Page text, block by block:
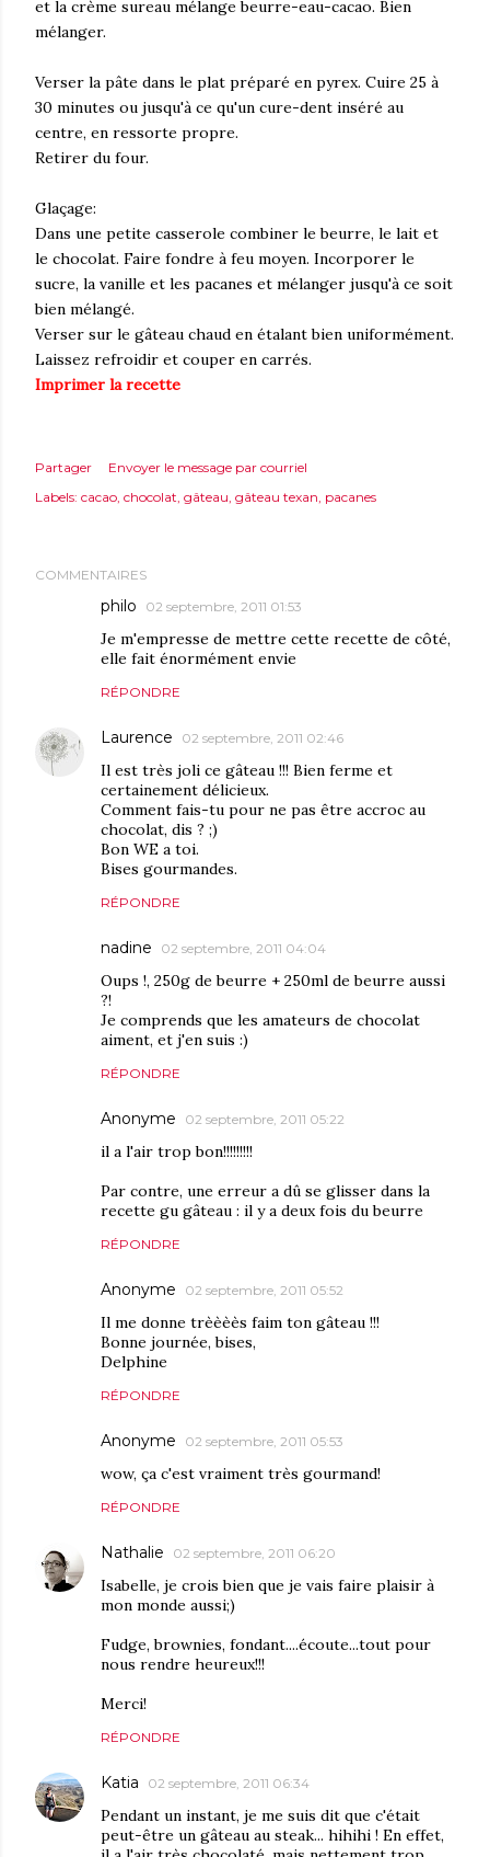
et la crème sureau mélange beurre-eau-cacao. Bien
mélanger.
Verser la pâte dans le plat préparé en pyrex. Cuire 25 à
30 minutes ou jusqu'à ce qu'un cure-dent inséré au
centre, en ressorte propre.
Retirer du four.
Glaçage:
Dans une petite casserole combiner le beurre, le lait et
le chocolat. Faire fondre à feu moyen. Incorporer le
sucre, la vanille et les pacanes et mélanger jusqu'à ce soit
bien mélangé.
Verser sur le gâteau chaud en étalant bien uniformément.
Laissez refroidir et couper en carrés.
Imprimer la recette
Partager
Envoyer le message par courriel
Labels: cacao chocolat gâteau gâteau texan pacanes
COMMENTAIRES
philo 02 septembre, 2011 01:53
Je m'empresse de mettre cette recette de côté,
elle fait énormément envie
RÉPONDRE
Laurence 02 septembre, 2011 02:46
Il est très joli ce gâteau !!! Bien ferme et
certainement délicieux.
Comment fais-tu pour ne pas être accroc au
chocolat, dis ? ;)
Bon WE a toi.
Bises gourmandes.
RÉPONDRE
nadine 02 septembre, 2011 04:04
Oups !, 250g de beurre + 250ml de beurre aussi
?!
Je comprends que les amateurs de chocolat
aiment, et j'en suis :)
RÉPONDRE
Anonyme 02 septembre, 2011 05:22
il a l'air trop bon!!!!!!!!!
Par contre, une erreur a dû se glisser dans la
recette gu gâteau : il y a deux fois du beurre
RÉPONDRE
Anonyme 02 septembre, 2011 05:52
Il me donne trèèèès faim ton gâteau !!!
Bonne journée, bises,
Delphine
RÉPONDRE
Anonyme 02 septembre, 2011 05:53
wow, ça c'est vraiment très gourmand!
RÉPONDRE
Nathalie 02 septembre, 2011 06:20
Isabelle, je crois bien que je vais faire plaisir à
mon monde aussi;)
Fudge, brownies, fondant....écoute...tout pour
nous rendre heureux!!!
Merci!
RÉPONDRE
Katia 02 septembre, 2011 06:34
Pendant un instant, je me suis dit que c'était
peut-être un gâteau au steak... hihihi ! En effet,